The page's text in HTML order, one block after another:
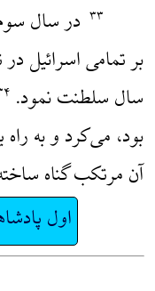
۳۳ در سال
بر تمامی اسرائیل
سال سلطنت نمود.
بود، می‌کرد و به راه
آن مرتکب گناه
اول